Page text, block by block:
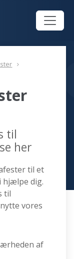
til
her
til et
hjælpe dig.
til
vores
af